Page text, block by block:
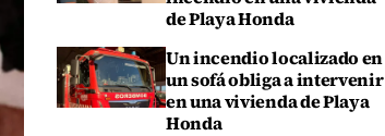
de Playa Honda
Un incendio localizado en
un sofá obliga a intervenir
en una vivienda de Playa
Honda